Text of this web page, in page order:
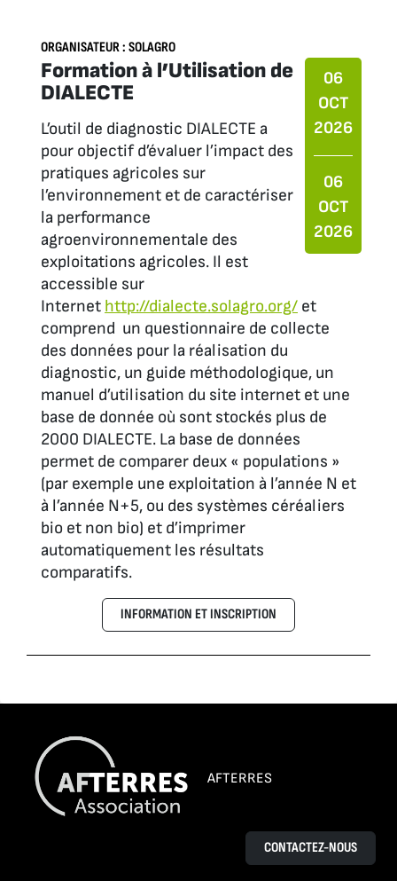
06
OCT
2026
06
OCT
2026
ORGANISATEUR : SOLAGRO
Formation à l’Utilisation de
DIALECTE
L’outil de diagnostic DIALECTE a
pour objectif d’évaluer l’impact des
pratiques agricoles sur
l’environnement et de caractériser
la performance
agroenvironnementale des
exploitations agricoles. Il est
accessible sur
Internet http://dialecte.solagro.org/ et
comprend un questionnaire de collecte
des données pour la réalisation du
diagnostic, un guide méthodologique, un
manuel d’utilisation du site internet et une
base de donnée où sont stockés plus de
2000 DIALECTE. La base de données
permet de comparer deux « populations »
(par exemple une exploitation à l’année N et
à l’année N+5, ou des systèmes céréaliers
bio et non bio) et d’imprimer
automatiquement les résultats
comparatifs.
INFORMATION ET INSCRIPTION
AFTERRES
CONTACTEZ-NOUS